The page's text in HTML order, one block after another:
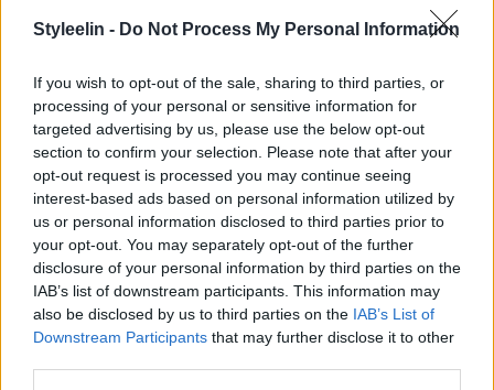
Styleelin - Do Not Process My Personal Information
If you wish to opt-out of the sale, sharing to third parties, or
processing of your personal or sensitive information for
targeted advertising by us, please use the below opt-out
section to confirm your selection. Please note that after your
opt-out request is processed you may continue seeing
interest-based ads based on personal information utilized by
us or personal information disclosed to third parties prior to
your opt-out. You may separately opt-out of the further
disclosure of your personal information by third parties on the
IAB’s list of downstream participants. This information may
also be disclosed by us to third parties on the IAB’s List of
Downstream Participants that may further disclose it to other
medans ni sover så kommer håret kunna dra åt sig
all vård ordentligt och håret kommer kännas helt
magiskt på morgonen. Här har jag samlat toppen
utav kurer! […]